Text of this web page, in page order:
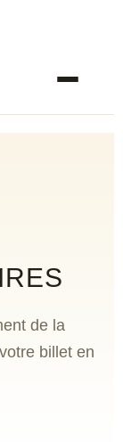
de la
billet en